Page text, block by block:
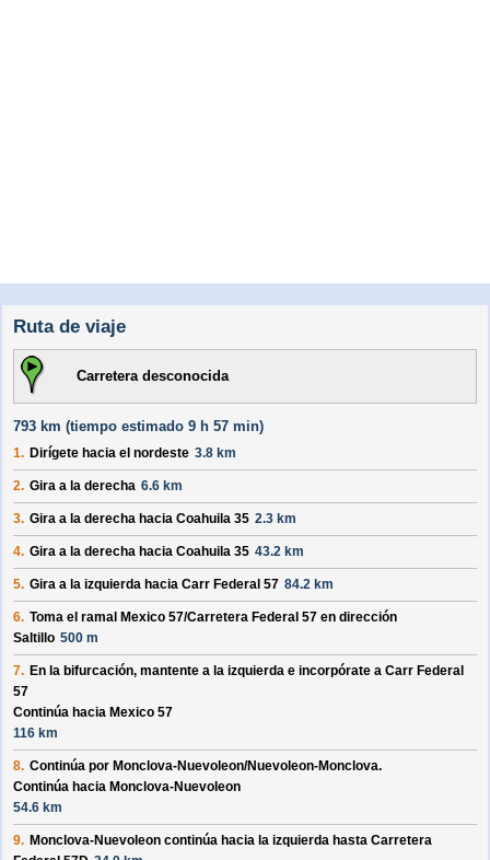
Ruta de viaje
Carretera desconocida
793 km (tiempo estimado 9 h 57 min)
1. Dirígete hacia el nordeste 3.8 km
2. Gira a la derecha 6.6 km
3. Gira a la derecha hacia Coahuila 35 2.3 km
4. Gira a la derecha hacia Coahuila 35 43.2 km
5. Gira a la izquierda hacia Carr Federal 57 84.2 km
6. Toma el ramal Mexico 57/Carretera Federal 57 en dirección
Saltillo 500 m
7. En la bifurcación, mantente a la izquierda e incorpórate a Carr Federal
57
Continúa hacia Mexico 57
116 km
8. Continúa por Monclova-Nuevoleon/Nuevoleon-Monclova.
Continúa hacia Monclova-Nuevoleon
54.6 km
9. Monclova-Nuevoleon continúa hacia la izquierda hasta Carretera